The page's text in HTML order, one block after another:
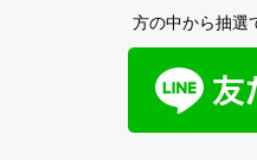
方の中から抽選